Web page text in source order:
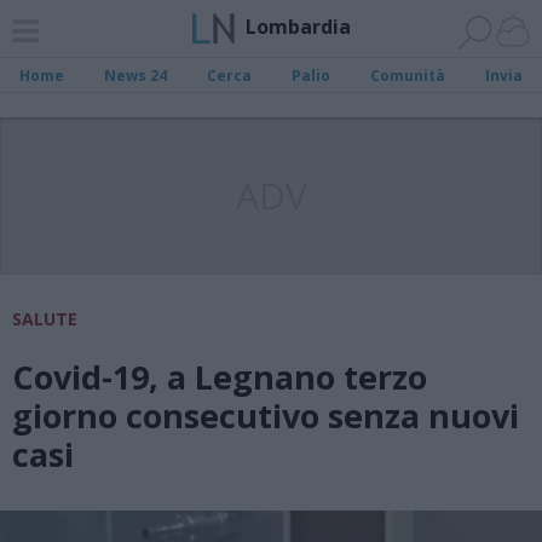
Lombardia
Home News 24 Cerca Palio Comunità Invia
SALUTE
Covid-19, a Legnano terzo
giorno consecutivo senza nuovi
casi